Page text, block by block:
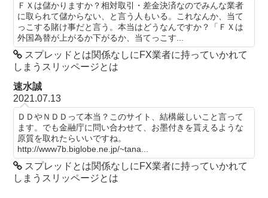
ＦＸは儲かりますか？相対取引・差金決済なのでみんな業者
に取られて儲からない、と言う人もいる。これなんか、当て
っこする賭け事だと言う。本当はどうなんですか？「ＦＸは
外国為替が上がるか下がるか、当てっこす...
スプレッドとは関係なしにFX業者に持っていかれて
しまうスリッページとは
速水誠
2021.07.13
ＤＤやＮＤＤって本当？このサイト、結構厳しいこと言って
ます。でも金融庁に問い合わせて、お墨付きを貰えるような
原質を取れたらいいですね。
http://www7b.biglobe.ne.jp/~tana...
スプレッドとは関係なしにFX業者に持っていかれて
しまうスリッページとは